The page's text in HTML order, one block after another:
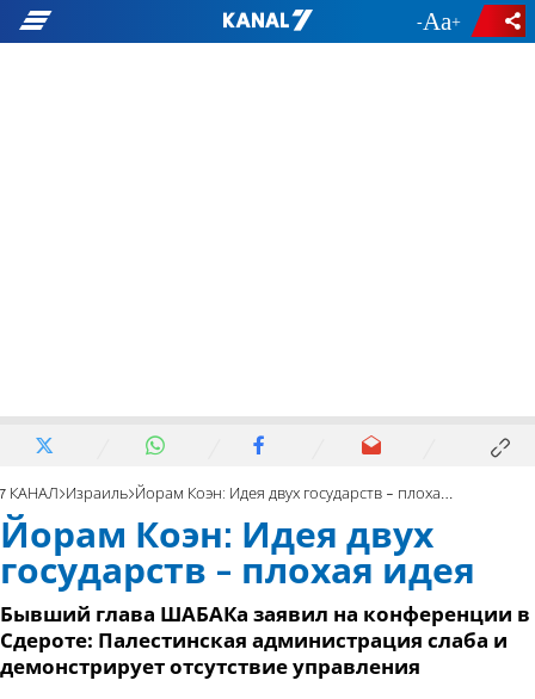
- +
7 КАНАЛ Израиль Йорам Коэн: Идея двух государств - плохая идея
Йорам Коэн: Идея двух
государств - плохая идея
Бывший глава ШАБАКа заявил на конференции в
Сдероте: Палестинская администрация слаба и
демонстрирует отсутствие управления